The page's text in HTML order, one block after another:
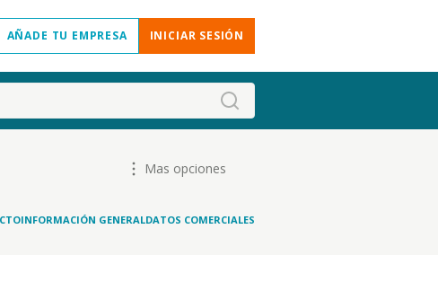
AÑADE TU EMPRESA INICIAR SESIÓN
Mas opciones
INFORMACIÓN GENERALDATOS COMERCIALES